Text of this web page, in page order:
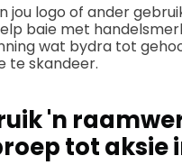
jou logo of ander
baie met
wat bydra tot
te skandeer.
'n
tot aksie